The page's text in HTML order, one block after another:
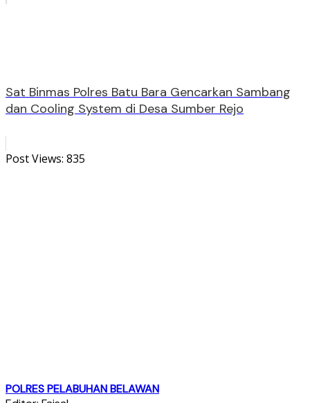
Sat Binmas Polres Batu Bara Gencarkan Sambang
dan Cooling System di Desa Sumber Rejo
Post Views: 835
POLRES PELABUHAN BELAWAN